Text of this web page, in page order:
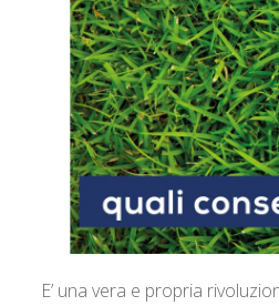
E’ una vera e propria